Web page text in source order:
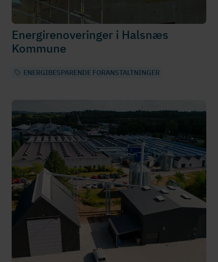
Ener­gi­renove­rin­ger i Halsnæs
Kommune
ENERGIBESPARENDE FORANSTALTNINGER